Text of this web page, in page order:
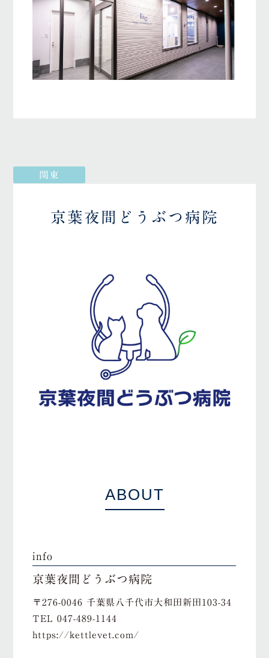
関東
京葉夜間どうぶつ病院
ABOUT
info
京葉夜間どうぶつ病院
〒276-0046 千葉県八千代市大和田新田103-34
TEL047-489-1144
https://kettlevet.com/